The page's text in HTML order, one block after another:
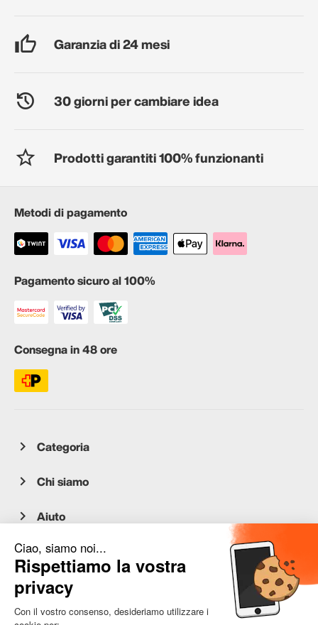
Garanzia di 24 mesi
30 giorni per cambiare idea
Prodotti garantiti 100% funzionanti
Metodi di pagamento
Pagamento sicuro al 100%
Consegna in 48 ore
Categoria
Chi siamo
Aiuto
Servizio clienti
occasion.migros.mobile@recommerce.com
Lunedì-Venerdì 08:00-17:00